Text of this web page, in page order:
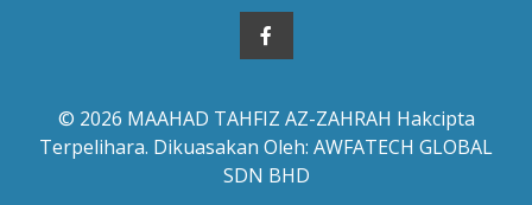
© 2026 MAAHAD TAHFIZ AZ-ZAHRAH Hakcipta
Terpelihara. Dikuasakan Oleh: AWFATECH GLOBAL
SDN BHD